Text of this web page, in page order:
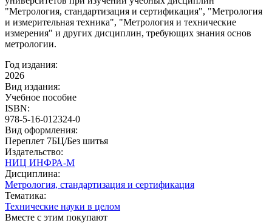
"Метрология, стандартизация и сертификация", "Метрология
и измерительная техника", "Метрология и технические
измерения" и других дисциплин, требующих знания основ
метрологии.
Год издания:
2026
Вид издания:
Учебное пособие
ISBN:
978-5-16-012324-0
Вид оформления:
Переплет 7БЦ/Без шитья
Издательство:
НИЦ ИНФРА-М
Дисциплина:
Метрология, стандартизация и сертификация
Тематика:
Технические науки в целом
Вместе с этим покупают